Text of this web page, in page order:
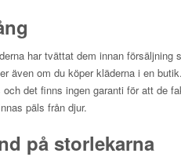
har tvättat dem innan
även om du köper kläderna i en
det finns ingen garanti för att de
päls från djur.
på storlekarna